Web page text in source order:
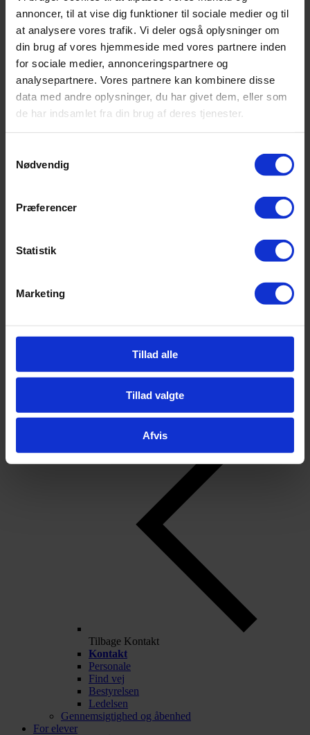
annoncer, til at vise dig funktioner til sociale medier og til
at analysere vores trafik. Vi deler også oplysninger om
din brug af vores hjemmeside med vores partnere inden
for sociale medier, annonceringspartnere og
analysepartnere. Vores partnere kan kombinere disse
data med andre oplysninger, du har givet dem, eller som
de har indsamlet fra din brug af deres tjenester.
Nødvendig
Præferencer
Statistik
Marketing
Tillad alle
Tillad valgte
Afvis
Talentarbejde
Projekt Forskerspirer
Akademiet for Talentfulde Unge
SubUniversity
Science Talenter
Udvalgt til professionshøjskolen
Kontakt
Tilbage Kontakt
Kontakt
Personale
Find vej
Bestyrelsen
Ledelsen
Gennemsigtighed og åbenhed
For elever